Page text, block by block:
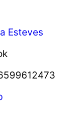
Esteves